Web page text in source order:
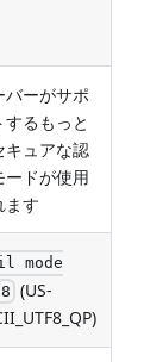
バーがサポ
するもっと
キュアな認
ードが使用
ます
mode
(US-